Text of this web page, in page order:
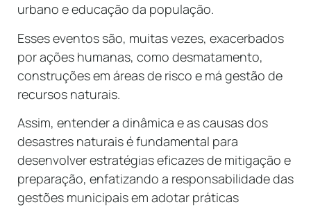
urbano e educação da população.
Esses eventos são, muitas vezes, exacerbados
por ações humanas, como desmatamento,
construções em áreas de risco e má gestão de
recursos naturais.
Assim, entender a dinâmica e as causas dos
desastres naturais é fundamental para
desenvolver estratégias eficazes de mitigação e
preparação, enfatizando a responsabilidade das
gestões municipais em adotar práticas